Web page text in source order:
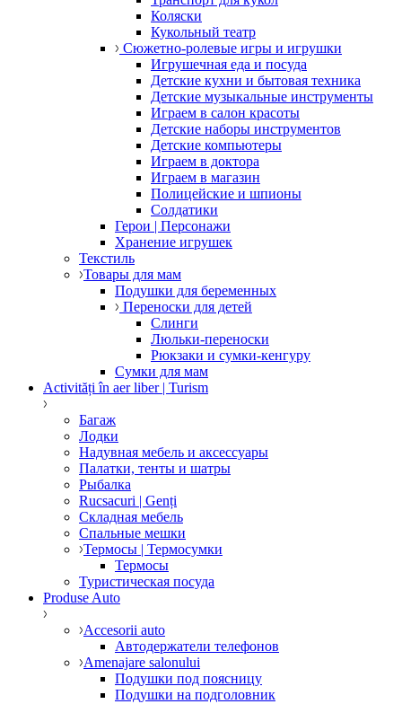
Коляски
Кукольный театр
Сюжетно-ролевые игры и игрушки
Игрушечная еда и посуда
Детские кухни и бытовая техника
Детские музыкальные инструменты
Играем в салон красоты
Детские наборы инструментов
Детские компьютеры
Играем в доктора
Играем в магазин
Полицейские и шпионы
Солдатики
Герои | Персонажи
Хранение игрушек
Текстиль
Товары для мам
Подушки для беременных
Переноски для детей
Слинги
Люльки-переноски
Рюкзаки и сумки-кенгуру
Сумки для мам
Activități în aer liber | Turism
Багаж
Лодки
Надувная мебель и аксессуары
Палатки, тенты и шатры
Рыбалка
Rucsacuri | Genți
Складная мебель
Спальные мешки
Термосы | Термосумки
Термосы
Туристическая посуда
Produse Auto
Accesorii auto
Автодержатели телефонов
Amenajare salonului
Подушки под поясницу
Подушки на подголовник